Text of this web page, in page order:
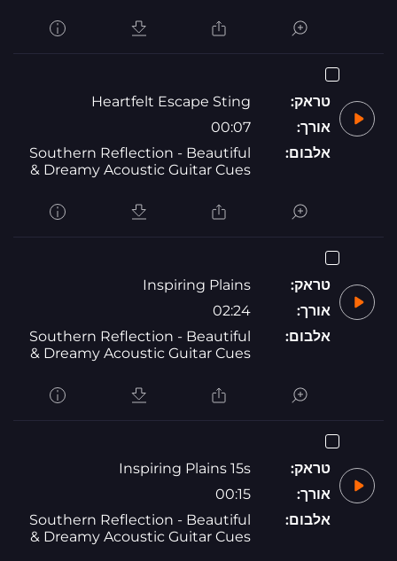
טראק:
Heartfelt Escape Sting
אורך:
00:07
אלבום:
Southern Reflection - Beautiful
& Dreamy Acoustic Guitar Cues
טראק:
Inspiring Plains
אורך:
02:24
אלבום:
Southern Reflection - Beautiful
& Dreamy Acoustic Guitar Cues
טראק:
Inspiring Plains 15s
אורך:
00:15
אלבום:
Southern Reflection - Beautiful
& Dreamy Acoustic Guitar Cues